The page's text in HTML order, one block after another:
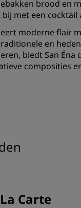
brood en
met een cocktail
moderne flair
en
biedt San Éna
composities
Carte